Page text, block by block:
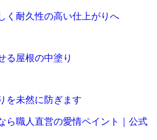
く耐久性の高い仕上がりへ
る屋根の中塗り
を未然に防ぎます
ら職人直営の愛情ペイント｜公式